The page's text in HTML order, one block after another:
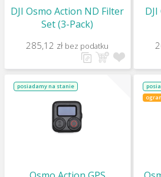
DJI Osmo Action ND Filter
Set (3-Pack)
285,12 zł bez podatku
posiadamy na stanie